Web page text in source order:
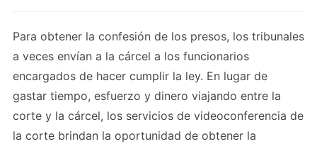
Para obtener la confesión de los presos, los tribunales
a veces envían a la cárcel a los funcionarios
encargados de hacer cumplir la ley. En lugar de
gastar tiempo, esfuerzo y dinero viajando entre la
corte y la cárcel, los servicios de videoconferencia de
la corte brindan la oportunidad de obtener la